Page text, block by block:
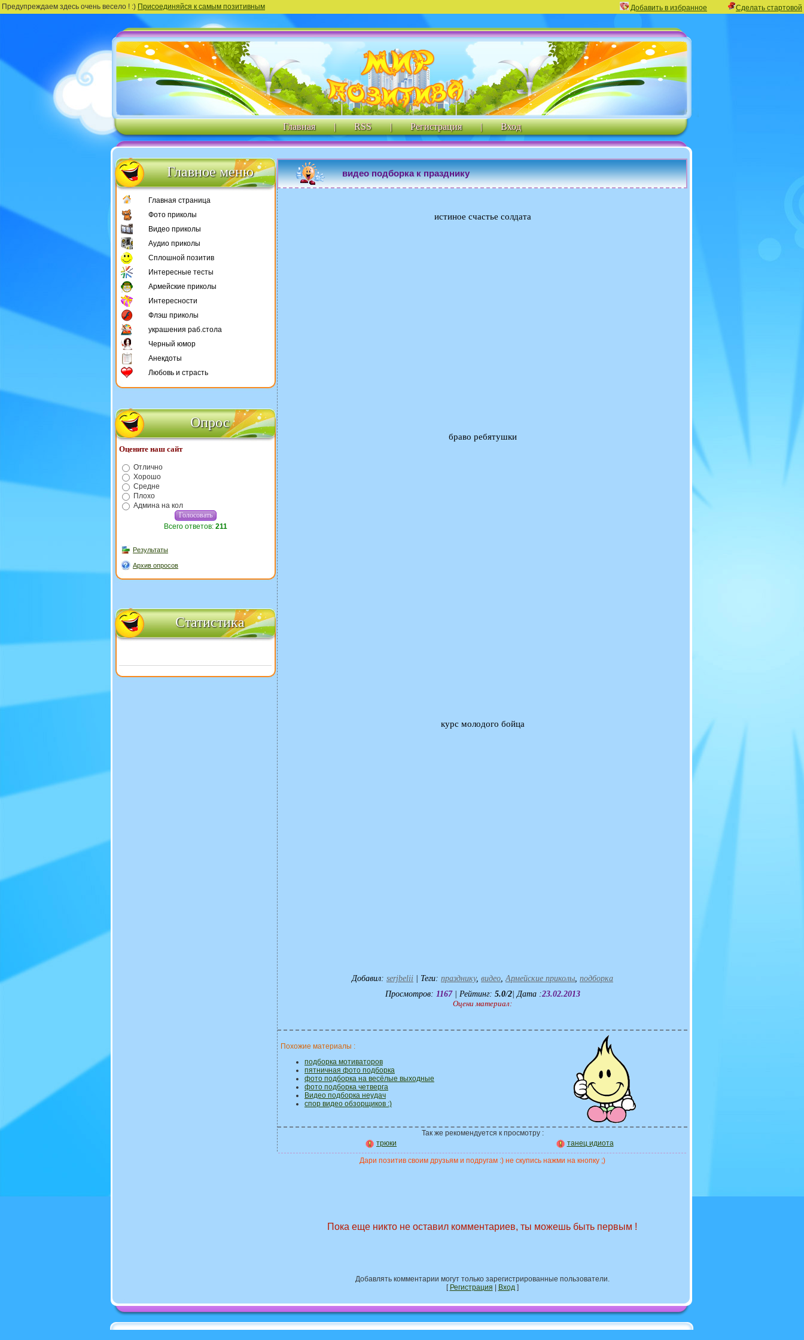
Предупреждаем здесь очень весело ! :) Присоединяйся к самым позитивным Добавить в избранное Сделать стартовой
Главная | RSS | Регистрация | Вход
Главное меню
Главная страница
Фото приколы
Видео приколы
Аудио приколы
Сплошной позитив
Интересные тесты
Армейские приколы
Интересности
Флэш приколы
украшения раб.стола
Черный юмор
Анекдоты
Любовь и страсть
Опрос
Оцените наш сайт
Отлично
Хорошо
Средне
Плохо
Админа на кол
Всего ответов: 211
Результаты
Архив опросов
Статистика
видео подборка к празднику
истиное счастье солдата
браво ребятушки
курс молодого бойца
Добавил: serjbelii Теги: празднику, видео,Армейские приколы, подборка
Просмотров: 1167| Рейтинг: 5.0/2| Дата :23.02.2013
Оцени материал:
Похожие материалы :
подборка мотиваторов
пятничная фото подборка
фото подборка на весёлые выходные
фото подборка четверга
Видео подборка неудач
спор видео обзорщиков :)
Так же рекомендуется к просмотру :
трюки
танец идиота
Дари позитив своим друзьям и подругам :) не скупись нажми на кнопку ;)
Пока еще никто не оставил комментариев, ты можешь быть первым !
Добавлять комментарии могут только зарегистрированные пользователи.
[ Регистрация Вход]